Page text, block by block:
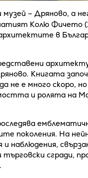
– Дряново, а
Колю Фичето
в
Книгата
не е много скоро,
и ролята на
поколения. На
наблюдения,
сгради,